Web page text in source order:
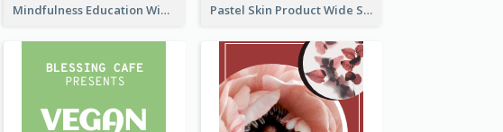
Mindfulness Education Wide Skyscraper Banner Pastel Skin Product Wide Skyscraper Banner Design